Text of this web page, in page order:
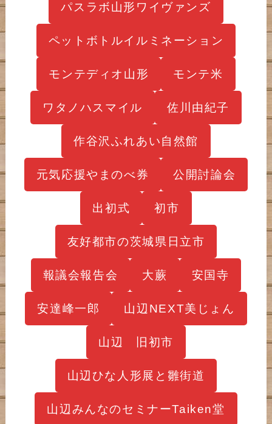
パスラボ山形ワイヴァンズ
ペットボトルイルミネーション
モンテディオ山形 モンテ米
ワタノハスマイル 佐川由紀子
作谷沢ふれあい自然館
元気応援やまのべ券 公開討論会
出初式 初市
友好都市の茨城県日立市
報議会報告会 大蕨 安国寺
安達峰一郎 山辺NEXT美じょん
山辺 旧初市
山辺ひな人形展と雛街道
山辺みんなのセミナーTaiken堂